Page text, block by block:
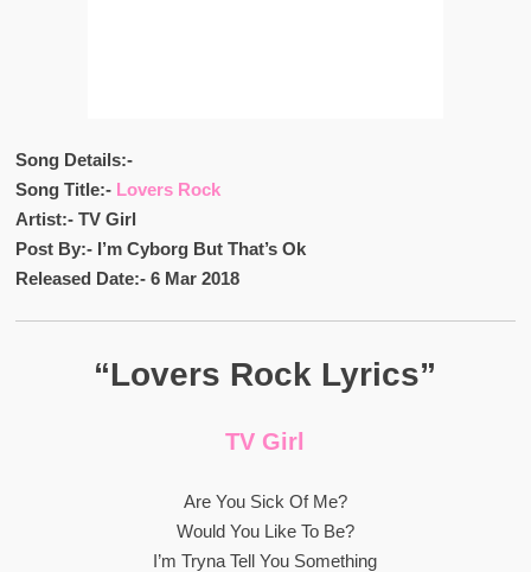
Song Details:-
Song Title:- Lovers Rock
Artist:- TV Girl
Post By:- I’m Cyborg But That’s Ok
Released Date:- 6 Mar 2018
“Lovers Rock Lyrics”
TV Girl
Are You Sick Of Me?
Would You Like To Be?
I’m Tryna Tell You Something